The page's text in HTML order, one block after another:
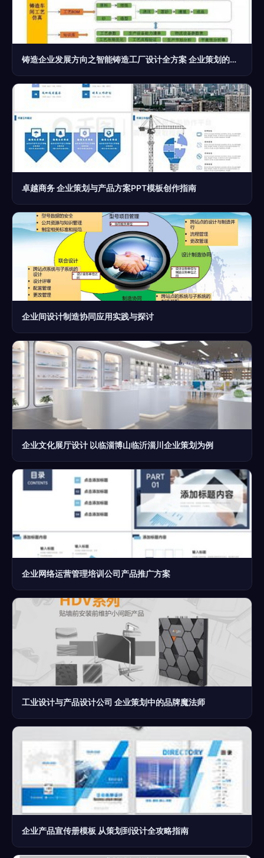
铸造企业发展方向之智能铸造工厂设计全方案 企业策划的转型路径与实践指引
卓越商务 企业策划与产品方案PPT模板创作指南
企业间设计制造协同应用实践与探讨
企业文化展厅设计 以临淄博山临沂淄川企业策划为例
企业网络运营管理培训公司产品推广方案
工业设计与产品设计公司 企业策划中的品牌魔法师
企业产品宣传册模板 从策划到设计全攻略指南